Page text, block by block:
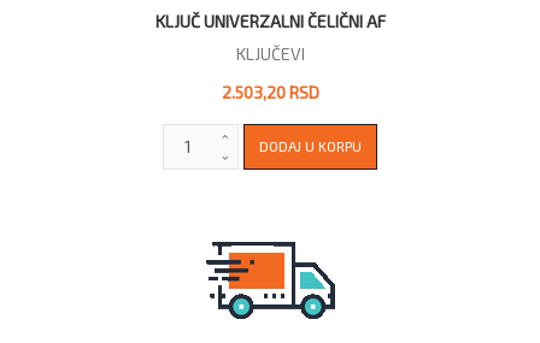
KLJUČ UNIVERZALNI ČELIČNI AF
KLJUČEVI
2.503,20 RSD